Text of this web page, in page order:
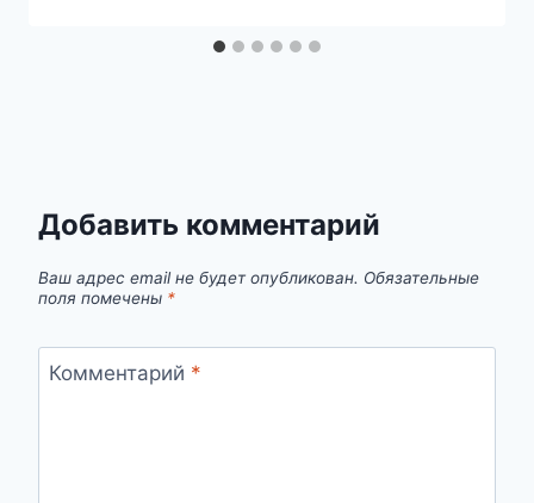
Добавить комментарий
Ваш адрес email не будет опубликован. Обязательные
поля помечены *
Комментарий *